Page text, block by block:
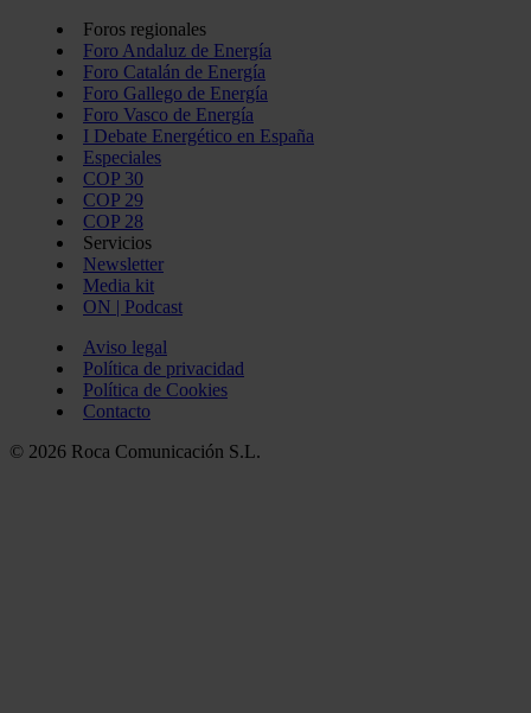
Foros regionales
Foro Andaluz de Energía
Foro Catalán de Energía
Foro Gallego de Energía
Foro Vasco de Energía
I Debate Energético en España
Especiales
COP 30
COP 29
COP 28
Servicios
Newsletter
Media kit
ON | Podcast
Aviso legal
Política de privacidad
Política de Cookies
Contacto
© 2026 Roca Comunicación S.L.